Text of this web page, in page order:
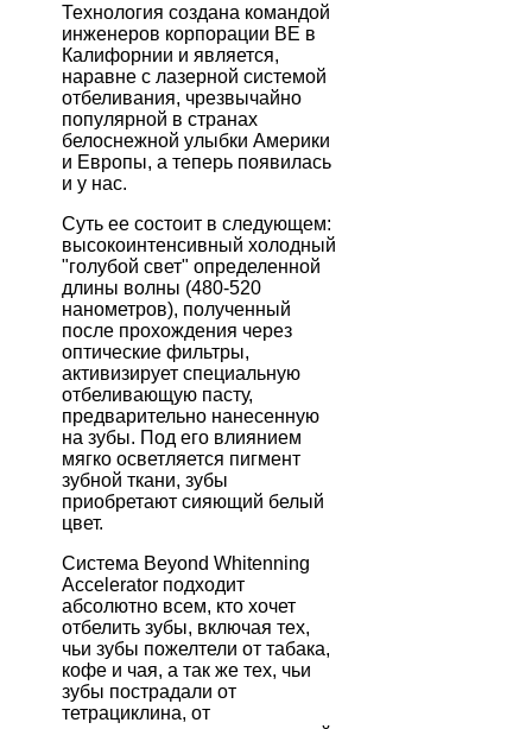
Технология создана командой
инженеров корпорации ВЕ в
Калифорнии и является,
наравне с лазерной системой
отбеливания, чрезвычайно
популярной в странах
белоснежной улыбки Америки
и Европы, а теперь появилась
и у нас.
Суть ее состоит в следующем:
высокоинтенсивный холодный
"голубой свет" определенной
длины волны (480-520
нанометров), полученный
после прохождения через
оптические фильтры,
активизирует специальную
отбеливающую пасту,
предварительно нанесенную
на зубы. Под его влиянием
мягко осветляется пигмент
зубной ткани, зубы
приобретают сияющий белый
цвет.
Система Beyond Whitenning
Accelerator подходит
абсолютно всем, кто хочет
отбелить зубы, включая тех,
чьи зубы пожелтели от табака,
кофе и чая, а так же тех, чьи
зубы пострадали от
тетрациклина, от